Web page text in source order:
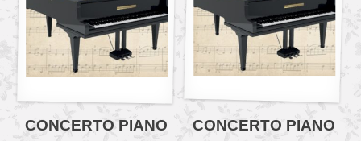
CONCERTO PIANO CONCERTO PIANO